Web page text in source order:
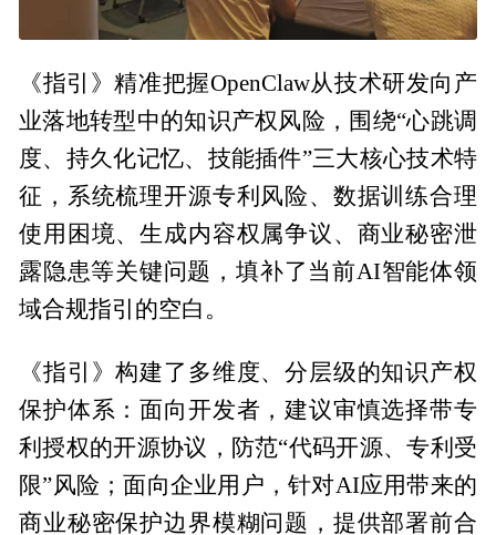
《指引》精准把握OpenClaw从技术研发向产
业落地转型中的知识产权风险，围绕“心跳调
度、持久化记忆、技能插件”三大核心技术特
征，系统梳理开源专利风险、数据训练合理
使用困境、生成内容权属争议、商业秘密泄
露隐患等关键问题，填补了当前AI智能体领
域合规指引的空白。
《指引》构建了多维度、分层级的知识产权
保护体系：面向开发者，建议审慎选择带专
利授权的开源协议，防范“代码开源、专利受
限”风险；面向企业用户，针对AI应用带来的
商业秘密保护边界模糊问题，提供部署前合